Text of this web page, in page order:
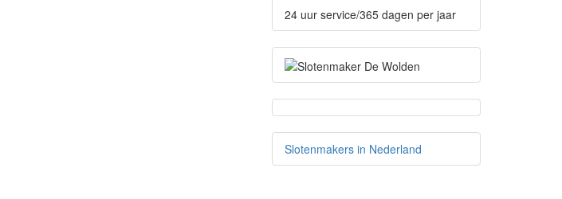
24 uur service/365 dagen per jaar
Slotenmakers in Nederland